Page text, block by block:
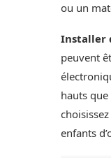
ou un
Installer
peuvent
hauts
enfants